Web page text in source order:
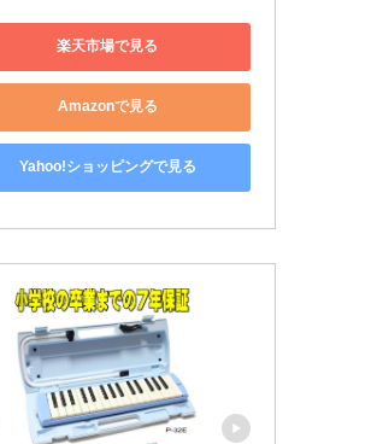
楽天市場で見る
Amazonで見る
Yahoo!ショッピングで見る